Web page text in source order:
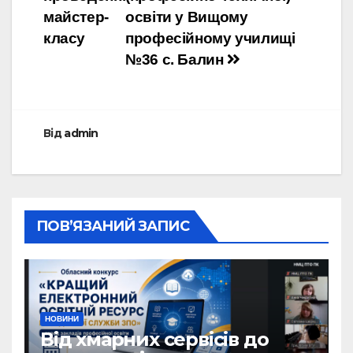
освіти у Вищому
професійному училищі
№36 с. Балин
майстер-
класу
Відadmin
ПОВ’ЯЗАНИЙ ЗАПИС
НОВИНИ
Від хмарних сервісів до